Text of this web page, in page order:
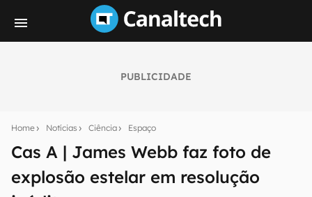
PUBLICIDADE
Home Notícias Ciência Espaço
Cas A | James Webb faz foto de
explosão estelar em resolução
notícias e reviews sobre tecnologia em primeira
mão.
E-mail